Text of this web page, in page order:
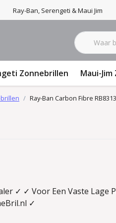
Ray-Ban, Serengeti & Maui Jim
Zonnebrillen Maui-
Ray-Ban Carbon Fibre
✓ ✓ Voor Een Vaste Lage
✓